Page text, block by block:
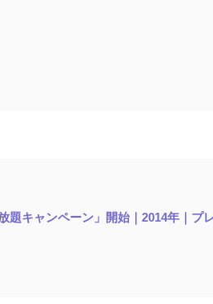
キャンペーン」開始｜2014年｜プ